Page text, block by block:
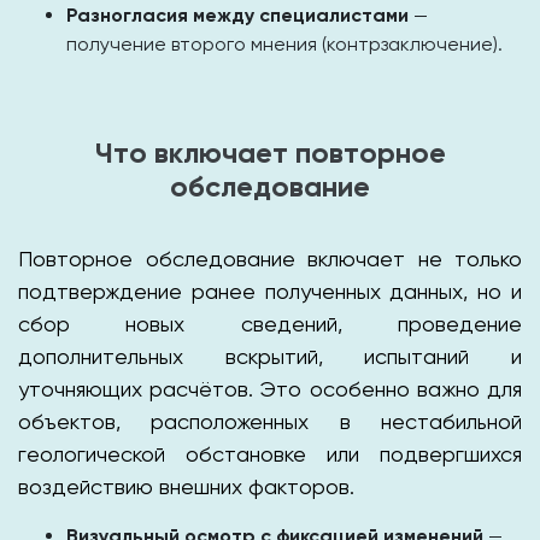
Разногласия между специалистами —
получение второго мнения (контрзаключение).
Что включает повторное
обследование
Повторное обследование включает не только
подтверждение ранее полученных данных, но и
сбор новых сведений, проведение
дополнительных вскрытий, испытаний и
уточняющих расчётов. Это особенно важно для
объектов, расположенных в нестабильной
геологической обстановке или подвергшихся
воздействию внешних факторов.